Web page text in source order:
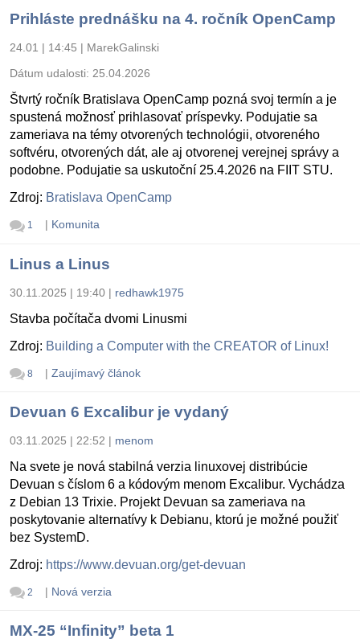
Prihláste prednášku na 4. ročník OpenCamp
24.01 | 14:45 | MarekGalinski
Dátum udalosti: 25.04.2026
Štvrtý ročník Bratislava OpenCamp pozná svoj termín a je
spustená možnosť prihlasovať príspevky. Podujatie sa
zameriava na témy otvorených technológii, otvoreného
softvéru, otvorených dát, ale aj otvorenej verejnej správy a
podobne. Podujatie sa uskutoční 25.4.2026 na FIIT STU.
Zdroj: Bratislava OpenCamp
1 | Komunita
Linus a Linus
30.11.2025 | 19:40 | redhawk1975
Stavba počítača dvomi Linusmi
Zdroj: Building a Computer with the CREATOR of Linux!
8 | Zaujímavý článok
Devuan 6 Excalibur je vydaný
03.11.2025 | 22:52 | menom
Na svete je nová stabilná verzia linuxovej distribúcie
Devuan s číslom 6 a kódovým menom Excalibur. Vychádza
z Debian 13 Trixie. Projekt Devuan sa zameriava na
poskytovanie alternatívy k Debianu, ktorú je možné použiť
bez SystemD.
Zdroj: https://www.devuan.org/get-devuan
2 | Nová verzia
MX-25 “Infinity” beta 1